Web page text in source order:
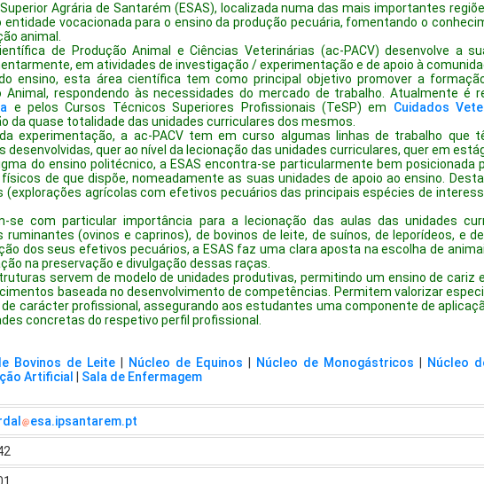
Agrária de Santarém (ESAS), localizada numa das mais importantes
entidade vocacionada para o ensino da produção pecuária, fomentando o
animal.
de Produção Animal e Ciências Veterinárias (ac-PACV) desenvolve a
em atividades de investigação / experimentação e de apoio à
ensino, esta área científica tem como principal objetivo promover a
Animal, respondendo às necessidades do mercado de trabalho. Atualmente é
e pelos Cursos Técnicos Superiores Profissionais (TeSP) em Cuidados
da quase totalidade das unidades curriculares dos mesmos.
experimentação, a ac-PACV tem em curso algumas linhas de trabalho que
desenvolvidas, quer ao nível da lecionação das unidades curriculares, quer em
do ensino politécnico, a ESAS encontra-se particularmente bem posicionada
de que dispõe, nomeadamente as suas unidades de apoio ao ensino.
(explorações agrícolas com efetivos pecuários das principais espécies de
se com particular importância para a lecionação das aulas das unidades
ruminantes (ovinos e caprinos), de bovinos de leite, de suínos, de leporídeos, e
dos seus efetivos pecuários, a ESAS faz uma clara aposta na escolha de
na preservação e divulgação dessas raças.
servem de modelo de unidades produtivas, permitindo um ensino de
baseada no desenvolvimento de competências. Permitem valorizar
carácter profissional, assegurando aos estudantes uma componente de
concretas do respetivo perfil profissional.
Bovinos de Leite Núcleo de Equinos Núcleo de Monogástricos Núcleo
Artificial
Sala de Enfermagem
esa.ipsantarem.pt